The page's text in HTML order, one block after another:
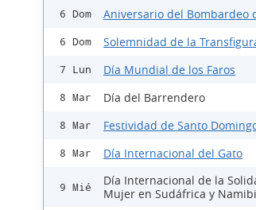
6 Dom Aniversario del Bombardeo
6 Dom Solemnidad de la
7 Lun Día Mundial de los Faros
8 Mar Día del Barrendero
8 Mar Festividad de Santo
8 Mar Día Internacional del Gato
9 Mié
Día Internacional de la
Mujer en Sudáfrica y